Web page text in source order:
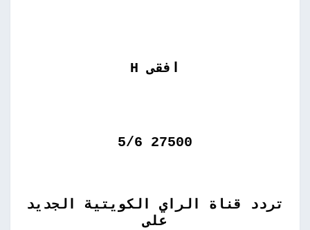
افقى H
27500 5/6
تردد قناة الراي الكويتية الجديد
على